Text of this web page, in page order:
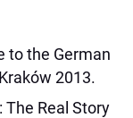
to the German
2013.
The Real Story